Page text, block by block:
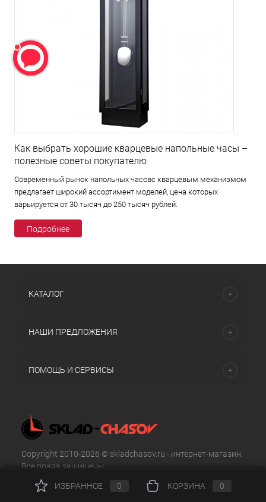
Как выбрать хорошие кварцевые напольные часы –
полезные советы покупателю
Современный рынок напольных часовс кварцевым механизмом
предлагает широкий ассортимент моделей, цена которых
варьируется от 30 тысяч до 250 тысяч рублей.
Подробнее
КАТАЛОГ
НАШИ ПРЕДЛОЖЕНИЯ
ПОМОЩЬ И СЕРВИСЫ
Copyright 2010-2026 © skladchasov.ru - интернет-магазин.
Все права защищены.
г. Москва, ул 16-я Парковая, 21 к1
ИЗБРАННОЕ 0 КОРЗИНА 0